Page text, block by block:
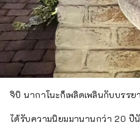
จิบิ นากาโนะก็เพลิดเพลินกับบรร
ได้รับความนิยมมานานกว่า 20 ปี